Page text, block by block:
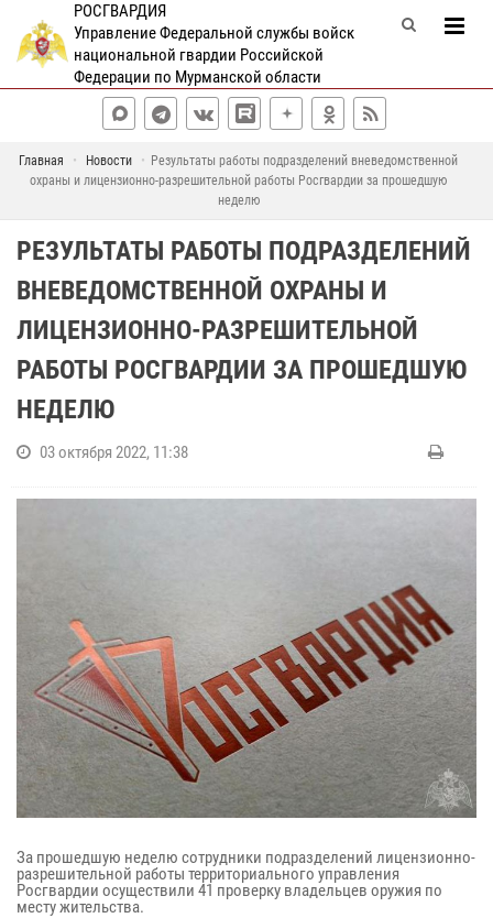
РОСГВАРДИЯ
Управление Федеральной службы войск
национальной гвардии Российской
Федерации по Мурманской области
Главная Новости
Результаты работы подразделений вневедомственной
охраны и лицензионно-разрешительной работы Росгвардии за прошедшую
неделю
РЕЗУЛЬТАТЫ РАБОТЫ ПОДРАЗДЕЛЕНИЙ
ВНЕВЕДОМСТВЕННОЙ ОХРАНЫ И
ЛИЦЕНЗИОННО-РАЗРЕШИТЕЛЬНОЙ
РАБОТЫ РОСГВАРДИИ ЗА ПРОШЕДШУЮ
НЕДЕЛЮ
03 октября 2022, 11:38
За прошедшую неделю сотрудники подразделений лицензионно-
разрешительной работы территориального управления
Росгвардии осуществили 41 проверку владельцев оружия по
месту жительства.